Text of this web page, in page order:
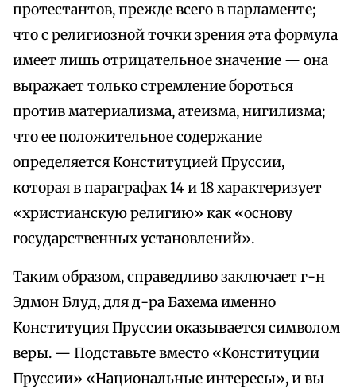
протестантов, прежде всего в парламенте;
что с религиозной точки зрения эта формула
имеет лишь отрицательное значение — она
выражает только стремление бороться
против материализма, атеизма, нигилизма;
что ее положительное содержание
определяется Конституцией Пруссии,
которая в параграфах 14 и 18 характеризует
«христианскую религию» как «основу
государственных установлений».
Таким образом, справедливо заключает г-н
Эдмон Блуд, для д-ра Бахема именно
Конституция Пруссии оказывается символом
веры. — Подставьте вместо «Конституции
Пруссии» «Национальные интересы», и вы